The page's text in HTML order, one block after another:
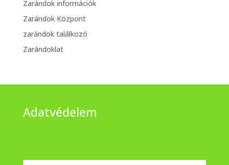
Zarándok információk
Zarándok Központ
zarándok találkozó
Zarándoklat
Adatvédelem